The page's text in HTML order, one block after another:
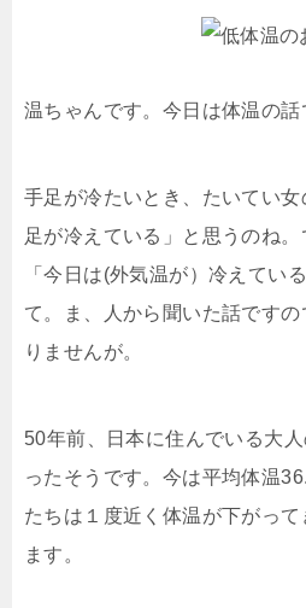
温ちゃんです。今日は体温の話
手足が冷たいとき、たいてい女
足が冷えている」と思うのね
「今日は(外気温が）冷えてい
て。ま、人から聞いた話です
りませんが。
50年前、日本に住んでいる大
ったそうです。今は平均体温
たちは１度近く体温が下がって
ます。